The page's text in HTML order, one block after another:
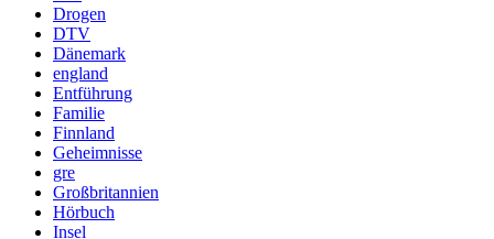
Drogen
DTV
Dänemark
england
Entführung
Familie
Finnland
Geheimnisse
gre
Großbritannien
Hörbuch
Insel